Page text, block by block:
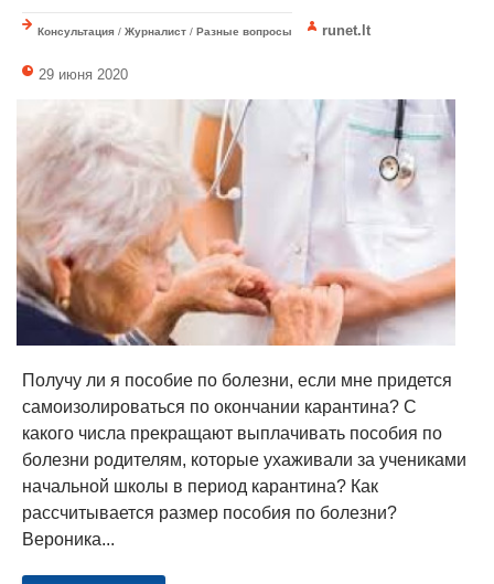
Консультация / Журналист / Разные вопросы runet.lt
29 июня 2020
Получу ли я пособие по болезни, если мне придется
самоизолироваться по окончании карантина? С
какого числа прекращают выплачивать пособия по
болезни родителям, которые ухаживали за учениками
начальной школы в период карантина? Как
рассчитывается размер пособия по болезни?
Вероника...